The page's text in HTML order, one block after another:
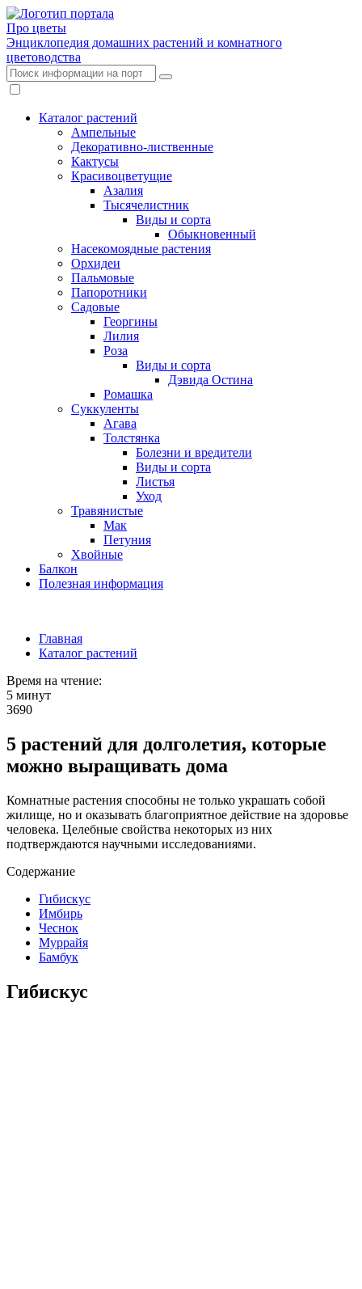
Про цветы
Энциклопедия домашних растений и комнатного
цветоводства
Каталог растений
Ампельные
Декоративно-лиственные
Кактусы
Красивоцветущие
Азалия
Тысячелистник
Виды и сорта
Обыкновенный
Насекомоядные растения
Орхидеи
Пальмовые
Папоротники
Садовые
Георгины
Лилия
Роза
Виды и сорта
Дэвида Остина
Ромашка
Суккуленты
Агава
Толстянка
Болезни и вредители
Виды и сорта
Листья
Уход
Травянистые
Мак
Петуния
Хвойные
Балкон
Полезная информация
Главная
Каталог растений
Время на чтение:
5 минут
3690
5 растений для долголетия, которые
можно выращивать дома
Комнатные растения способны не только украшать собой
жилище, но и оказывать благоприятное действие на здоровье
человека. Целебные свойства некоторых из них
подтверждаются научными исследованиями.
Содержание
Гибискус
Имбирь
Чеснок
Муррайя
Бамбук
Гибискус